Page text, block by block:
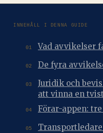
INNEHÅLL I DENNA GUIDE
01 Vad avvikelser
02 De fyra
03
Juridik och
att vinna en tvist
04 Förar-appen:
05